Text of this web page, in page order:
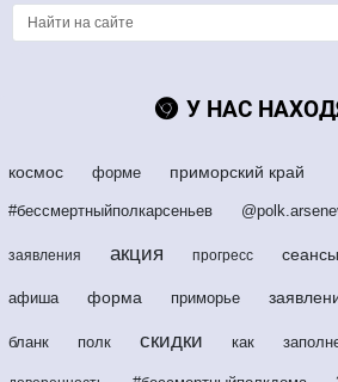
У НАС
космос форме приморский край
#бессмертныйполкарсеньев
заявления акция прогресс сеансы
афиша форма приморье
бланк полк скидки как